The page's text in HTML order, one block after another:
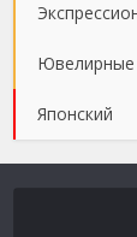
Ювелирные
Японский